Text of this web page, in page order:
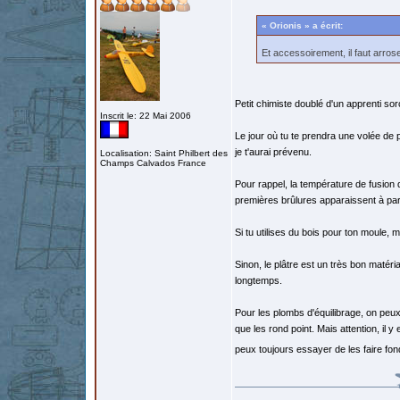
Inscrit le: 22 Mai 2006
Localisation: Saint Philbert des
Champs Calvados France
« Orionis » a écrit:
Et accessoirement, il faut
Petit chimiste doublé d'un apprenti
Le jour où tu te prendra une volée de
je t'aurai prévenu.
Pour rappel, la température de fusion
premières brûlures apparaissent à
Si tu utilises du bois pour ton moule,
Sinon, le plâtre est un très bon
longtemps.
Pour les plombs d'équilibrage, on
que les rond point. Mais attention, il
peux toujours essayer de les faire